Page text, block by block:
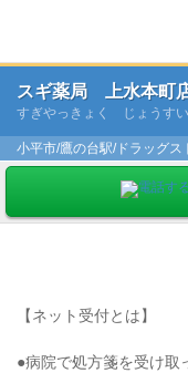
スギ薬局 上水本町
すぎやっきょく じょうす
小平市/鷹の台駅/ドラッグス
【ネット受付とは】
●病院で処方箋を受け取